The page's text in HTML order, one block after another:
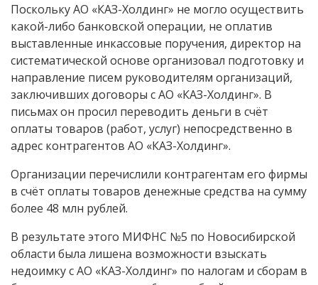
Поскольку АО «КАЗ-Холдинг» не могло осуществить
какой-либо банковской операции, не оплатив
выставленные инкассовые поручения, директор на
систематической основе организовал подготовку и
направление писем руководителям организаций,
заключивших договоры с АО «КАЗ-Холдинг». В
письмах он просил переводить деньги в счёт
оплаты товаров (работ, услуг) непосредственно в
адрес контрагентов АО «КАЗ-Холдинг».
Организации перечислили контрагентам его фирмы
в счёт оплаты товаров денежные средства на сумму
более 48 млн рублей.
В результате этого МИФНС №5 по Новосибирской
области была лишена возможности взыскать
недоимку с АО «КАЗ-Холдинг» по налогам и сборам в